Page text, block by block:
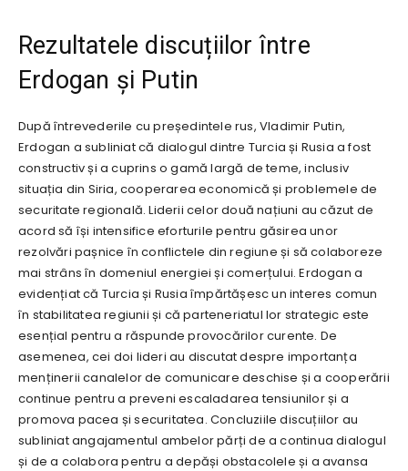
Rezultatele discuțiilor între
Erdogan și Putin
După întrevederile cu președintele rus, Vladimir Putin,
Erdogan a subliniat că dialogul dintre Turcia și Rusia a fost
constructiv și a cuprins o gamă largă de teme, inclusiv
situația din Siria, cooperarea economică și problemele de
securitate regională. Liderii celor două națiuni au căzut de
acord să își intensifice eforturile pentru găsirea unor
rezolvări pașnice în conflictele din regiune și să colaboreze
mai strâns în domeniul energiei și comerțului. Erdogan a
evidențiat că Turcia și Rusia împărtășesc un interes comun
în stabilitatea regiunii și că parteneriatul lor strategic este
esențial pentru a răspunde provocărilor curente. De
asemenea, cei doi lideri au discutat despre importanța
menținerii canalelor de comunicare deschise și a cooperării
continue pentru a preveni escaladarea tensiunilor și a
promova pacea și securitatea. Concluziile discuțiilor au
subliniat angajamentul ambelor părți de a continua dialogul
și de a colabora pentru a depăși obstacolele și a avansa